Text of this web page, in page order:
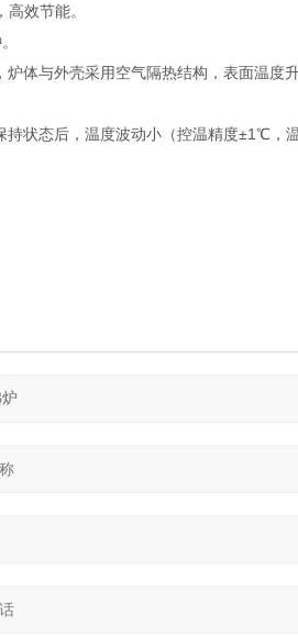
效节能。
体与外壳采用空气隔热结构，表面温
持状态后，温度波动小（控温精度±1℃